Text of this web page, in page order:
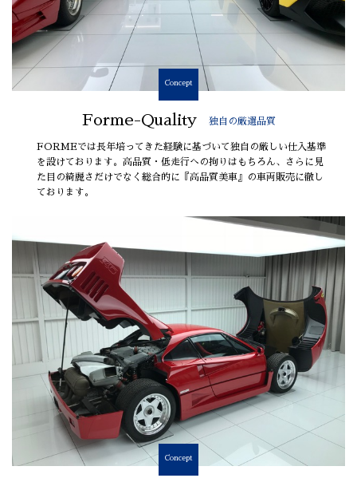
Concept
Forme-Quality 独自の厳選品質
FORMEでは長年培ってきた経験に基づいて独自の厳しい仕入基準
を設けております。高品質・低走行への拘りはもちろん、さらに見
た目の綺麗さだけでなく総合的に『高品質美車』の車両販売に徹し
ております。
Concept